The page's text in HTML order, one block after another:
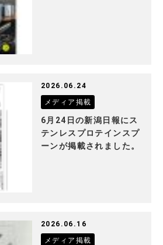
2026.06.24
メディア掲載
6月24日の新潟日報にス
テンレスプロテインスプ
ーンが掲載されました。
2026.06.16
メディア掲載